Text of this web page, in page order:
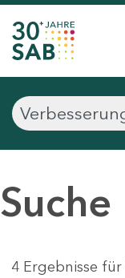
Suche
4 Ergebnisse für